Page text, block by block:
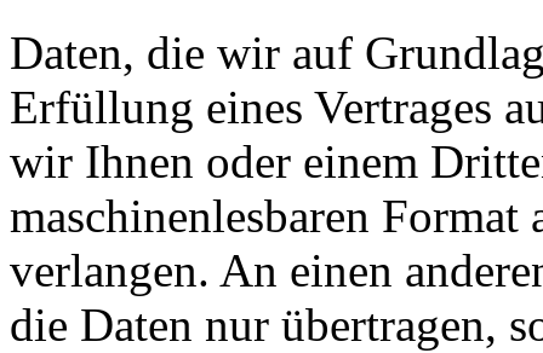
Daten, die wir auf
Erfüllung eines Vertrages
wir Ihnen oder einem
maschinenlesbaren Format
verlangen. An einen
die Daten nur übertragen,